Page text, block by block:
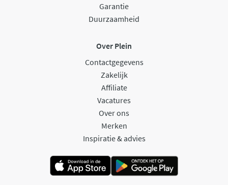
Garantie
Duurzaamheid
Over Plein
Contactgegevens
Zakelijk
Affiliate
Vacatures
Over ons
Merken
Inspiratie & advies